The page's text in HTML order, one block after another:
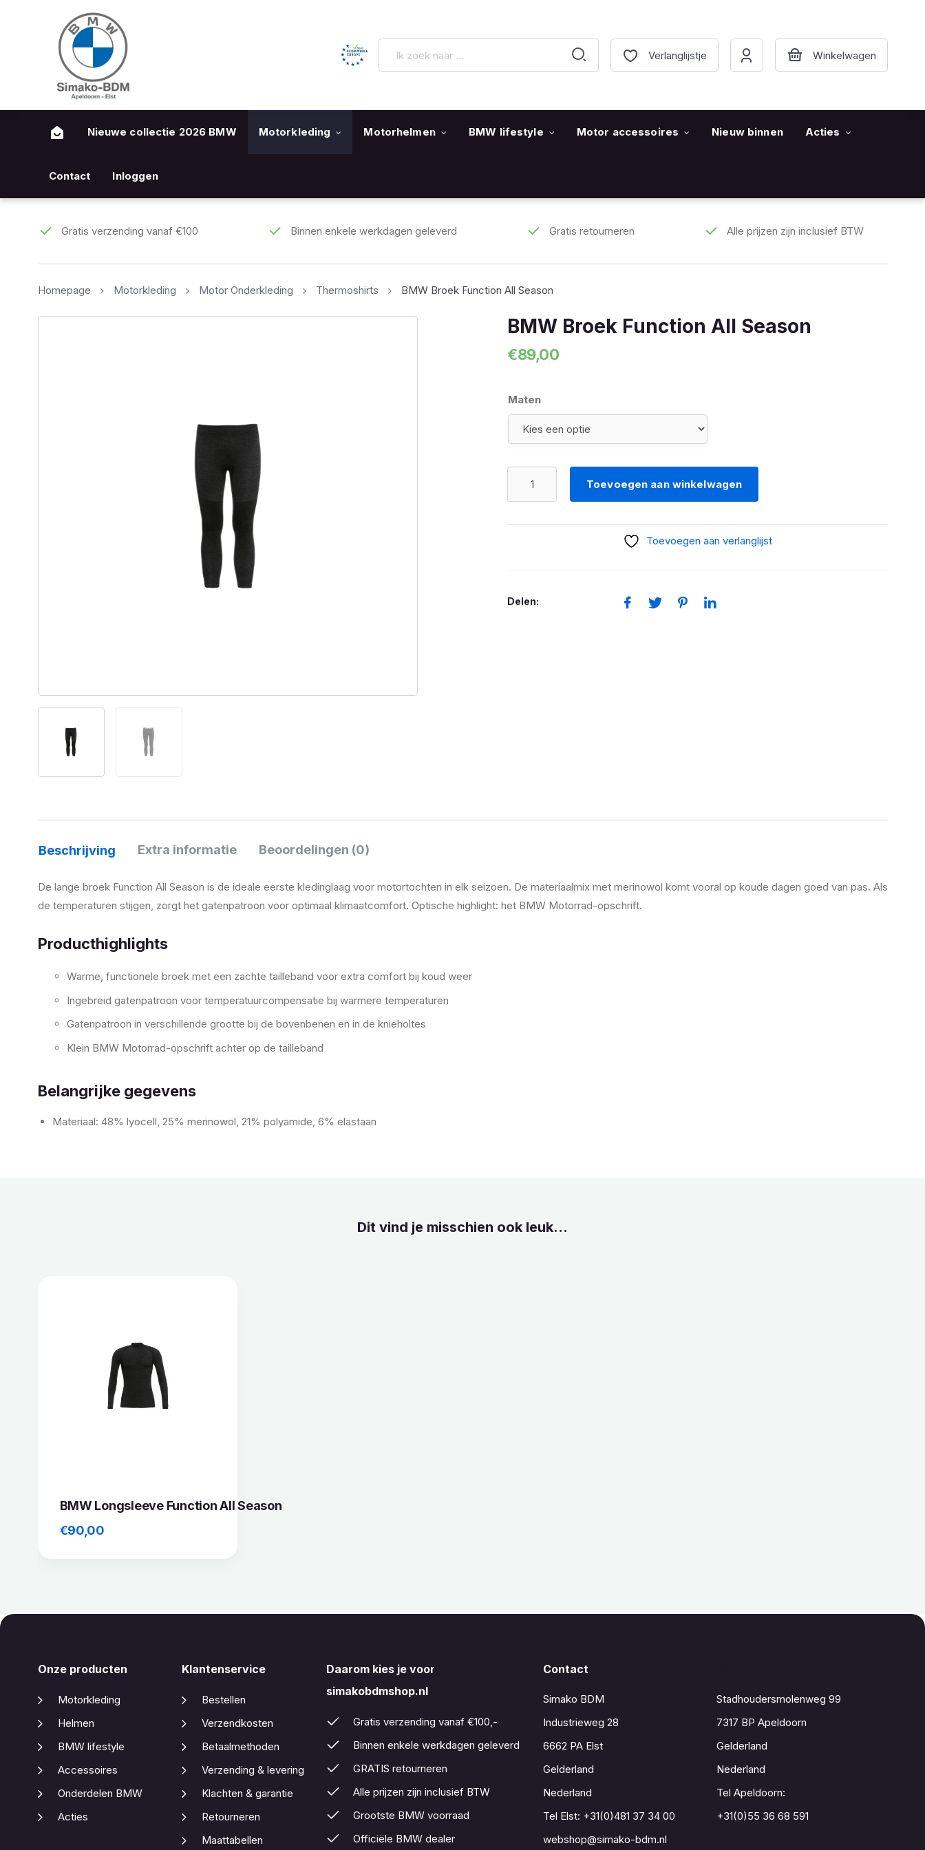
Verlanglijstje
Nieuwe collectie 2026 BMW Motorkleding Motorhelmen BMW lifestyle Motor accessoires Nieuw binnen Acties
Contact Inloggen
Gratis verzending vanaf €100 Binnen enkele werkdagen geleverd Gratis retourneren Alle prijzen zijn inclusief BTW
Homepage Motorkleding Motor Onderkleding Thermoshirts BMW Broek Function All Season
BMW Broek Function All Season
€89,00
Maten
Toevoegen aan winkelwagen
Toevoegen aan verlanglijst
Delen:
Beschrijving Extra informatie Beoordelingen (0)
De lange broek Function All Season is de ideale eerste kledinglaag voor motortochten in elk seizoen. De materiaalmix met merinowol komt vooral op koude dagen goed van pas. Als
de temperaturen stijgen, zorgt het gatenpatroon voor optimaal klimaatcomfort. Optische highlight: het BMW Motorrad-opschrift.
Producthighlights
Warme, functionele broek met een zachte tailleband voor extra comfort bij koud weer
Ingebreid gatenpatroon voor temperatuurcompensatie bij warmere temperaturen
Gatenpatroon in verschillende grootte bij de bovenbenen en in de knieholtes
Klein BMW Motorrad-opschrift achter op de tailleband
Belangrijke gegevens
Materiaal: 48% lyocell, 25% merinowol, 21% polyamide, 6% elastaan
Dit vind je misschien ook leuk...
BMW Longsleeve Function All Season
€90,00
Onze producten
Motorkleding
Helmen
BMW lifestyle
Accessoires
Onderdelen BMW
Acties
Klantenservice
Bestellen
Verzendkosten
Betaalmethoden
Verzending & levering
Klachten & garantie
Retourneren
Maattabellen
Daarom kies je voor
simakobdmshop.nl
Gratis verzending vanaf €100,-
Binnen enkele werkdagen geleverd
GRATIS retourneren
Alle prijzen zijn inclusief BTW
Grootste BMW voorraad
Officiële BMW dealer
Contact
Simako BDM
Industrieweg 28
6662 PA Elst
Gelderland
Nederland
Tel Elst: +31(0)481 37 34 00
webshop@simako-bdm.nl
Stadhoudersmolenweg 99
7317 BP Apeldoorn
Gelderland
Nederland
Tel Apeldoorn:
+31(0)55 36 68 591